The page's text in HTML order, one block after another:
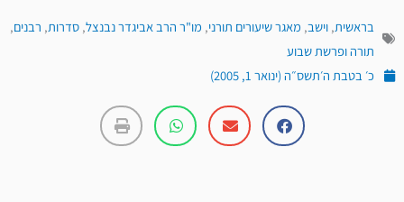
בראשית, וישב, מאגר שיעורים תורני, מו"ר הרב אביגדר נבנצל, סדרות, רבנים,
תורה ופרשת שבוע
כ׳ בטבת ה׳תשס״ה (ינואר 1, 2005)